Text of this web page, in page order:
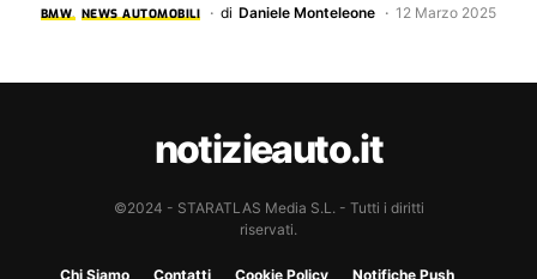
BMW NEWS AUTOMOBILI di Daniele Monteleone 12 Marzo 2025
notizieauto.it
©2024 - STARATLAS Media S.L. - Tutti i diritti
riservati.
Chi Siamo Contatti Cookie Policy Notifiche Push